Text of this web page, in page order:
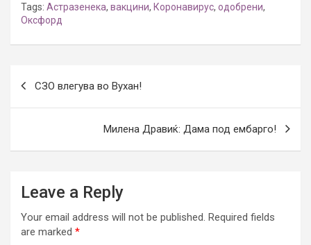
Tags: Астразенека, вакцини, Коронавирус, одобрени,
Оксфорд
navigation
СЗО влегува во Вухан!
Милена Дравиќ: Дама под ембарго!
Leave a Reply
Your email address will not be published. Required fields
are marked *